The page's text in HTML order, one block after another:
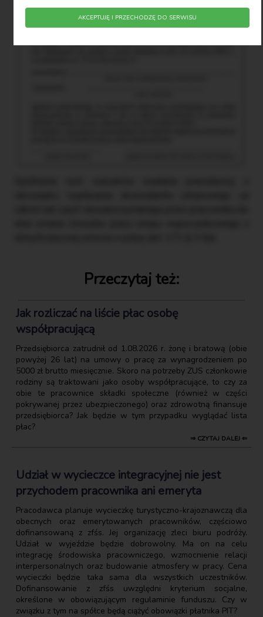
AKCEPTUJĘ I PRZECHODZĘ DO SERWISU
Przeczytaj też:
Jak rozliczać na liście płac osobę
współpracującą
Przedsiębiorca zatrudnił od 1.08.2026 r. żonę i bratową (obie
powyżej 26 lat) na umowy o pracę za wynagrodzeniem po
5000 zł brutto miesięcznie. Skoro na potrzeby ZUS członkowie
rodziny są traktowani jako osoby współpracujące, to czy za
obie te pracownice składki społeczne (również w części
pokrywanej przez ubezpieczonego) oraz zdrowotną finansuje
przedsiębiorca? Jak będzie w tym przypadku wyglądać lista
płac?
⇒ CZYTAJ DALEJ ⇐
Udział w wycieczce integracyjnej nie jest
przychodem pracownika ani emeryta
Pracodawca planuje wycieczkę turystyczno-krajoznawczą dla
obecnych oraz emerytowanych pracowników, częściowo
dofinansowaną z zfśs. Jej organizację zleci biuru podróży.
Udział w wyjeździe będzie dobrowolny. Ma on na celu
integrację środowiska pracowniczego, wzmocnienie relacji
interpersonalnych oraz budowanie atmosfery w pracy. Cena
wycieczki będzie taka sama dla wszystkich uczestników.
Dofinansowanie z zfśs uwzględni kryterium socjalne,
określone w obowiązującym regulaminie funduszu. Czy w
związku z tym na spółce będą ciążyć obowiązki płatnika PIT?